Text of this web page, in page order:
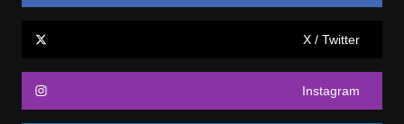
X / Twitter
Instagram